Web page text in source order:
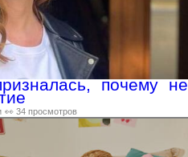
почему не
👀 34 просмотров